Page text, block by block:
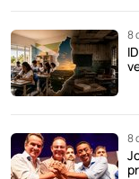
8
8